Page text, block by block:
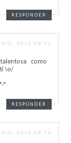
RESPONDER
2012 09:23
como
ti \o/
*
RESPONDER
2012 09:34